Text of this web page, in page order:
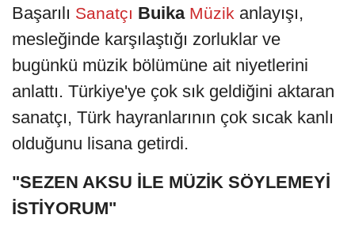
Başarılı Sanatçı BuikaMüzik anlayışı,
mesleğinde karşılaştığı zorluklar ve
bugünkü müzik bölümüne ait niyetlerini
anlattı. Türkiye'ye çok sık geldiğini aktaran
sanatçı, Türk hayranlarının çok sıcak kanlı
olduğunu lisana getirdi.
"SEZEN AKSU İLE MÜZİK SÖYLEMEYİ
İSTİYORUM"